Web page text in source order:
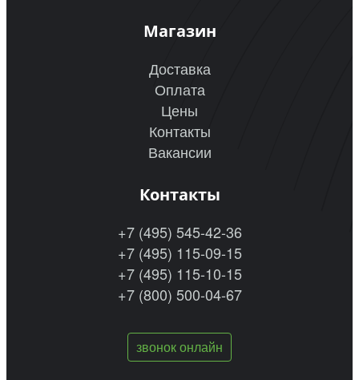
Магазин
Доставка
Оплата
Цены
Контакты
Вакансии
Контакты
+7 (495) 545-42-36
+7 (495) 115-09-15
+7 (495) 115-10-15
+7 (800) 500-04-67
звонок онлайн